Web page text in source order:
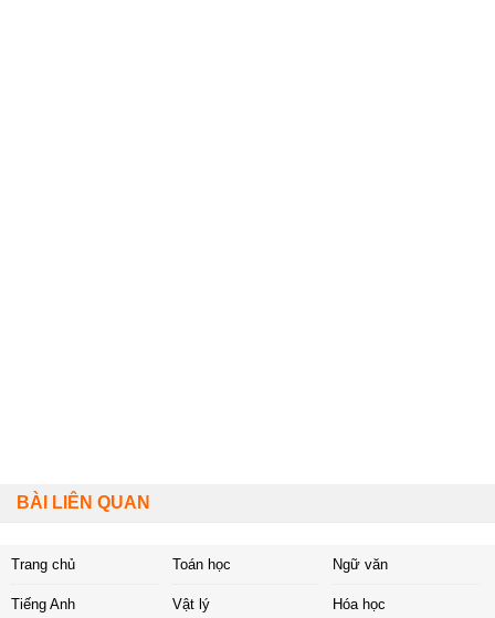
BÀI LIÊN QUAN
Trang chủ Toán học Ngữ văn
Tiếng Anh Vật lý Hóa học